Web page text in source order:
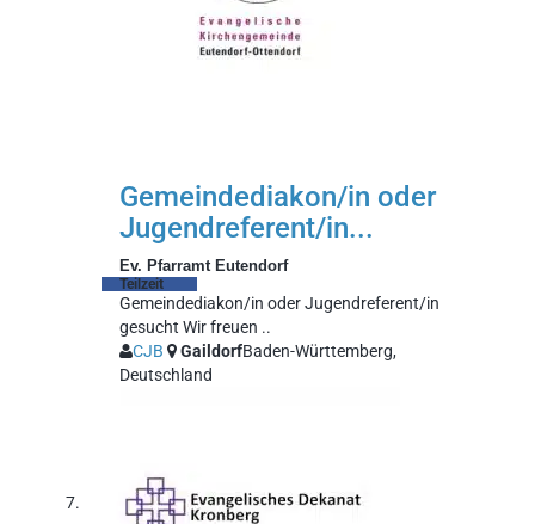
Gemeindediakon/in oder
Jugendreferent/in...
Ev. Pfarramt Eutendorf
Teilzeit
Gemeindediakon/in oder Jugendreferent/in
gesucht Wir freuen ..
CJB
GaildorfBaden-Württemberg,
Deutschland